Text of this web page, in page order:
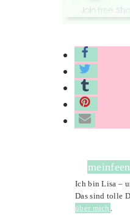
Ich bin Lisa –
Das sind tolle
über mich .